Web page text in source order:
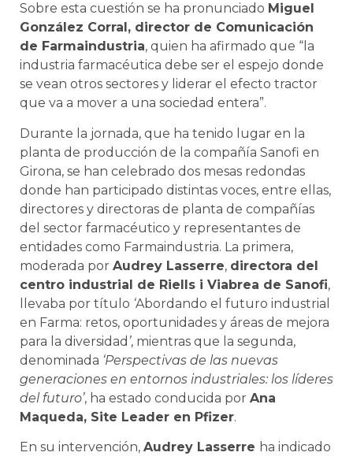
Sobre esta cuestión se ha pronunciado Miguel
González Corral, director de Comunicación
de Farmaindustria, quien ha afirmado que “la
industria farmacéutica debe ser el espejo donde
se vean otros sectores y liderar el efecto tractor
que va a mover a una sociedad entera”.
Durante la jornada, que ha tenido lugar en la
planta de producción de la compañía Sanofi en
Girona, se han celebrado dos mesas redondas
donde han participado distintas voces, entre ellas,
directores y directoras de planta de compañías
del sector farmacéutico y representantes de
entidades como Farmaindustria. La primera,
moderada por Audrey Lasserre, directora del
centro industrial de Riells i Viabrea de Sanofi,
llevaba por título ‘Abordando el futuro industrial
en Farma: retos, oportunidades y áreas de mejora
para la diversidad ’, mientras que la segunda,
denominada ‘Perspectivas de las nuevas
generaciones en entornos industriales: los líderes
del futuro’, ha estado conducida por Ana
Maqueda, Site Leader en Pfizer.
En su intervención, Audrey Lasserre ha indicado